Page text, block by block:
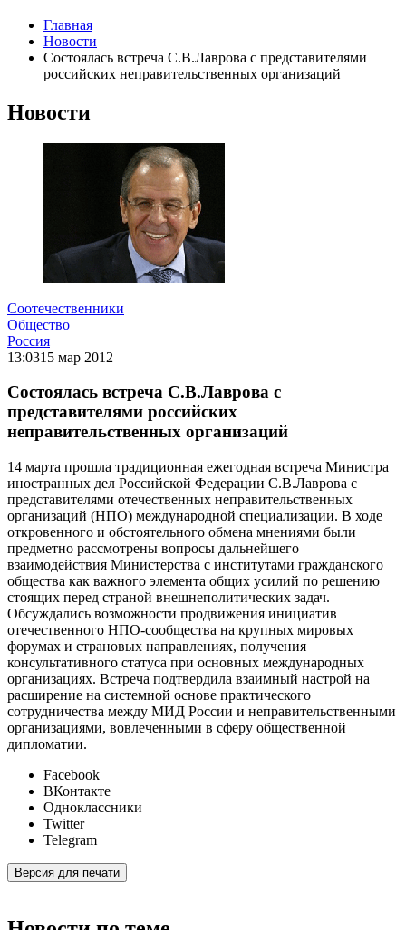
Главная
Новости
Состоялась встреча С.В.Лаврова с представителями
российских неправительственных организаций
Новости
Соотечественники
Общество
Россия
13:0315 мар 2012
Состоялась встреча С.В.Лаврова с
представителями российских
неправительственных организаций
14 марта прошла традиционная ежегодная встреча Министра
иностранных дел Российской Федерации С.В.Лаврова с
представителями отечественных неправительственных
организаций (НПО) международной специализации. В ходе
откровенного и обстоятельного обмена мнениями были
предметно рассмотрены вопросы дальнейшего
взаимодействия Министерства с институтами гражданского
общества как важного элемента общих усилий по решению
стоящих перед страной внешнеполитических задач.
Обсуждались возможности продвижения инициатив
отечественного НПО-сообщества на крупных мировых
форумах и страновых направлениях, получения
консультативного статуса при основных международных
организациях. Встреча подтвердила взаимный настрой на
расширение на системной основе практического
сотрудничества между МИД России и неправительственными
организациями, вовлеченными в сферу общественной
дипломатии.
Facebook
ВКонтакте
Одноклассники
Twitter
Telegram
Версия для печати